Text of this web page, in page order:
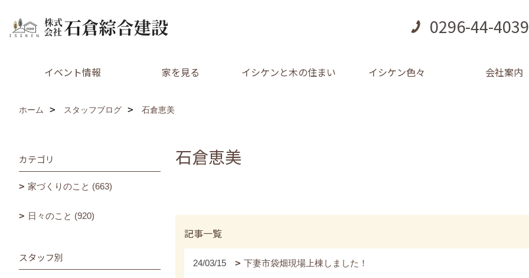
0296-44-4039
イベント情報 家を見る イシケンと木の住まい イシケン色々 会社案内
ホーム スタッフブログ 石倉恵美
石倉恵美
記事一覧
24/03/15 下妻市袋畑現場上棟しました！
カテゴリ
家づくりのこと (663)
日々のこと (920)
スタッフ別